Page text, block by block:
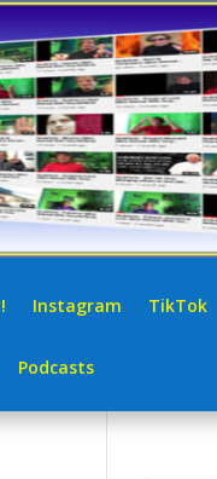
Instagram TikTok
Podcasts